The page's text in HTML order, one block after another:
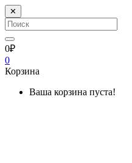
✕
0₽
0
Корзина
Ваша корзина пуста!